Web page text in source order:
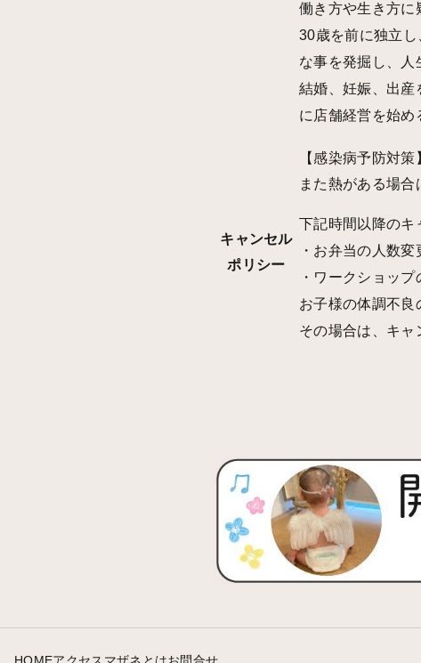
働き方や生き方に
30歳を前に独立
な事を発掘し、人
結婚、妊娠、出産
に店舗経営を始め
キャンセル
ポリシー
【感染病予防対
また熱がある場合
下記時間以降のキ
・お弁当の人数
・ワークショッ
お子様の体調不良
その場合は、キャ